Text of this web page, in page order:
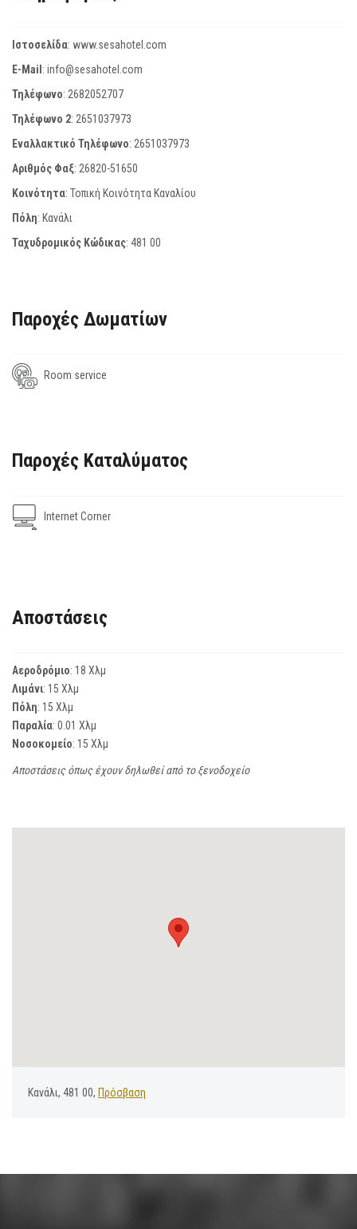
Ιστοσελίδα: www.sesahotel.com
E-Mail: info@sesahotel.com
Τηλέφωνο: 2682052707
Τηλέφωνο 2: 2651037973
Εναλλακτικό Τηλέφωνο: 2651037973
Αριθμός Φαξ: 26820-51650
Κοινότητα: Τοπική Κοινότητα Καναλίου
Πόλη: Κανάλι
Ταχυδρομικός Κώδικας: 481 00
Παροχές Δωματίων
Room service
Παροχές Καταλύματος
Internet Corner
Αποστάσεις
Αεροδρόμιο: 18 Χλμ
Λιμάνι: 15 Χλμ
Πόλη: 15 Χλμ
Παραλία: 0.01 Χλμ
Νοσοκομείο: 15 Χλμ
Αποστάσεις όπως έχουν δηλωθεί από το ξενοδοχείο
Κανάλι, 481 00, Πρόσβαση